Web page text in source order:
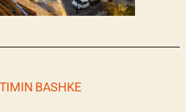
BASHKE